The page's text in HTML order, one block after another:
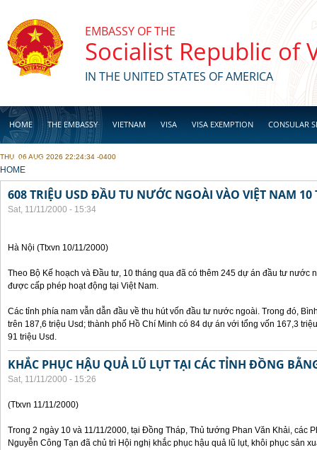
EMBASSY OF THE
Socialist Republic of
IN THE UNITED STATES OF AMERICA
HOME THE EMBASSY VIETNAM VISA VISA EXEMPTION CONSULAR
BUSINESS
THU, 06 AUG 2026 22:24:34 -0400
YOU ARE HERE
HOME
608 TRIỆU USD ĐẦU TU NƯỚC NGOÀI VÀO VIỆT NAM 10
Sat, 11/11/2000 - 15:34
Hà Nội (Ttxvn 10/11/2000)
Theo Bộ Kế hoạch và Đầu tư, 10 tháng qua đã có thêm 245 dự án đầu tư nước
được cấp phép hoạt động tại Việt Nam.
Các tỉnh phía nam vẫn dẫn đầu về thu hút vốn đầu tư nước ngoài. Trong đó,
trên 187,6 triệu Usd; thành phố Hồ Chí Minh có 84 dự án với tổng vốn 167,3
91 triệu Usd.
KHẮC PHỤC HẬU QUẢ LŨ LỤT TẠI CÁC TỈNH ĐỒNG
Sat, 11/11/2000 - 15:26
(Ttxvn 11/11/2000)
Trong 2 ngày 10 và 11/11/2000, tại Đồng Tháp, Thủ tướng Phan Văn Khải, các
Nguyễn Công Tạn đã chủ trì Hội nghị khắc phục hậu quả lũ lụt, khôi phục sản